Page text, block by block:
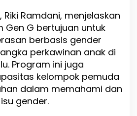
a
h
u
n
P
r
o
g
r
a
Riki Ramdani, menjelaskan
Gen G bertujuan untuk
berbasis gender
perkawinan anak di
Program ini juga
kelompok pemuda
dalam memahami dan
gender.